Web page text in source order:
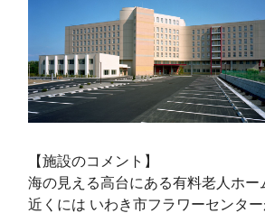
【施設のコメント】
海の見える高台にある有料老人ホー
近くには いわき市フラワーセンタ